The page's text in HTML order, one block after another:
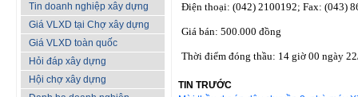
Tin doanh nghiệp xây dựng
Giá VLXD tại Chợ xây dựng
Giá VLXD toàn quốc
Hỏi đáp xây dựng
Hội chợ xây dựng
Điện thoại: (042) 2100192; Fax: (043)
Giá bán: 500.000 đồng
Thời điểm đóng thầu: 14 giờ 00 ngày
TIN TRƯỚC